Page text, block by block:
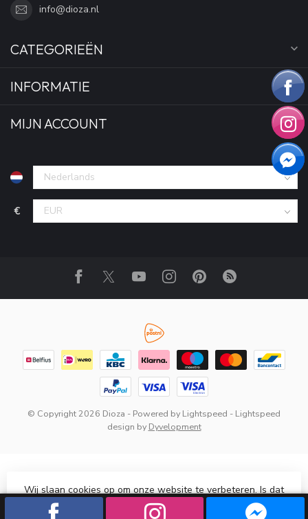
info@dioza.nl
CATEGORIEËN
INFORMATIE
MIJN ACCOUNT
€
© Copyright 2026 Dioza - Powered by Lightspeed - Lightspeed
design by Dyvelopment
Wij slaan cookies op om onze website te verbeteren. Is dat
akkoord?
Nee Meer over cookies »